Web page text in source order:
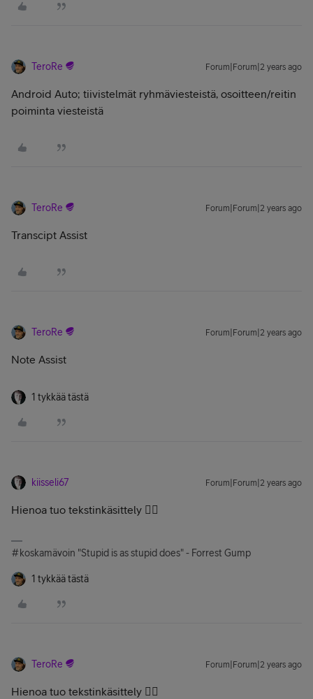
TeroRe Forum|Forum|2 years ago
Android Auto; tiivistelmät ryhmäviesteistä, osoitteen/reitin
poiminta viesteistä
TeroRe Forum|Forum|2 years ago
Transcipt Assist
TeroRe Forum|Forum|2 years ago
Note Assist
1 tykkää tästä
kiisseli67 Forum|Forum|2 years ago
Hienoa tuo tekstinkäsittely 👌🏻
#koskamävoin "Stupid is as stupid does" - Forrest Gump
1 tykkää tästä
TeroRe Forum|Forum|2 years ago
Hienoa tuo tekstinkäsittely 👌🏻